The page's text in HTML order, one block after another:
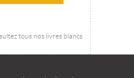
tous nos livres blancs